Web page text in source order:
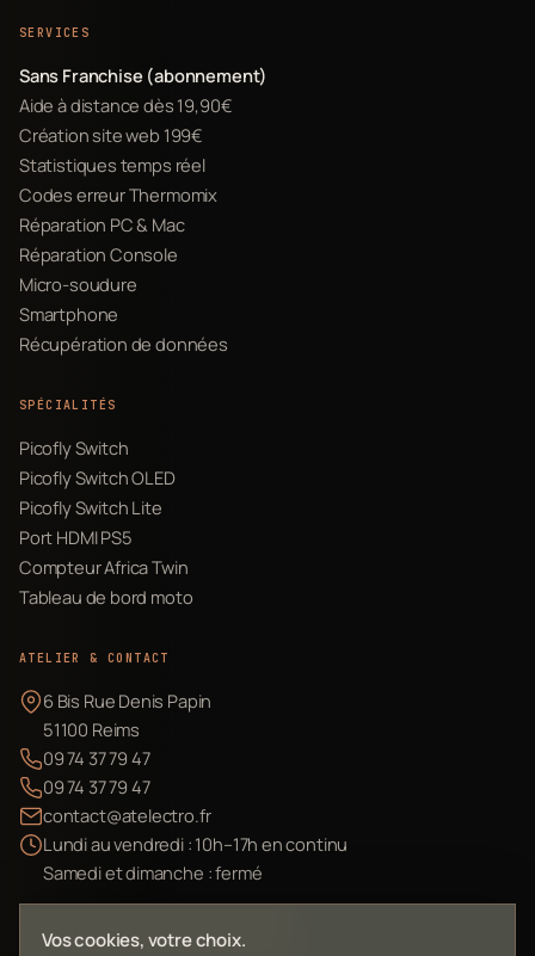
SERVICES
Sans Franchise (abonnement)
Aide à distance dès 19,90€
Création site web 199€
Statistiques temps réel
Codes erreur Thermomix
Réparation PC & Mac
Réparation Console
Micro-soudure
Smartphone
Récupération de données
SPÉCIALITÉS
Picofly Switch
Picofly Switch OLED
Picofly Switch Lite
Port HDMI PS5
Compteur Africa Twin
Tableau de bord moto
ATELIER & CONTACT
6 Bis Rue Denis Papin
51100 Reims
09 74 37 79 47
09 74 37 79 47
contact@atelectro.fr
Lundi au vendredi : 10h–17h en continu
Samedi et dimanche : fermé
Envoyer mon matériel
Vos cookies, votre choix.